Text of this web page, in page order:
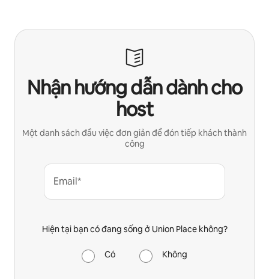
Nhận hướng dẫn dành cho
host
Một danh sách đầu việc đơn giản để đón tiếp khách thành
công
Email*
Hiện tại bạn có đang sống ở Union Place không?
Có Không